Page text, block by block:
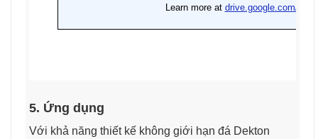
5. Ứng dụng
Với khả năng thiết kế không giới hạn đá Dekton